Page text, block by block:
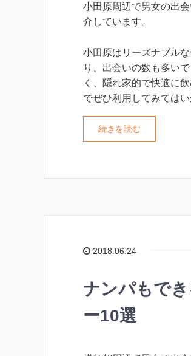
小田原周辺で男女の出
介しています。
小田原はリーズナブル
り、出会いの数も多い
く、隠れ家的で快適に
でぜひ利用してみてはい
続きを読む
2018.06.24
ナンパもで
ー10選